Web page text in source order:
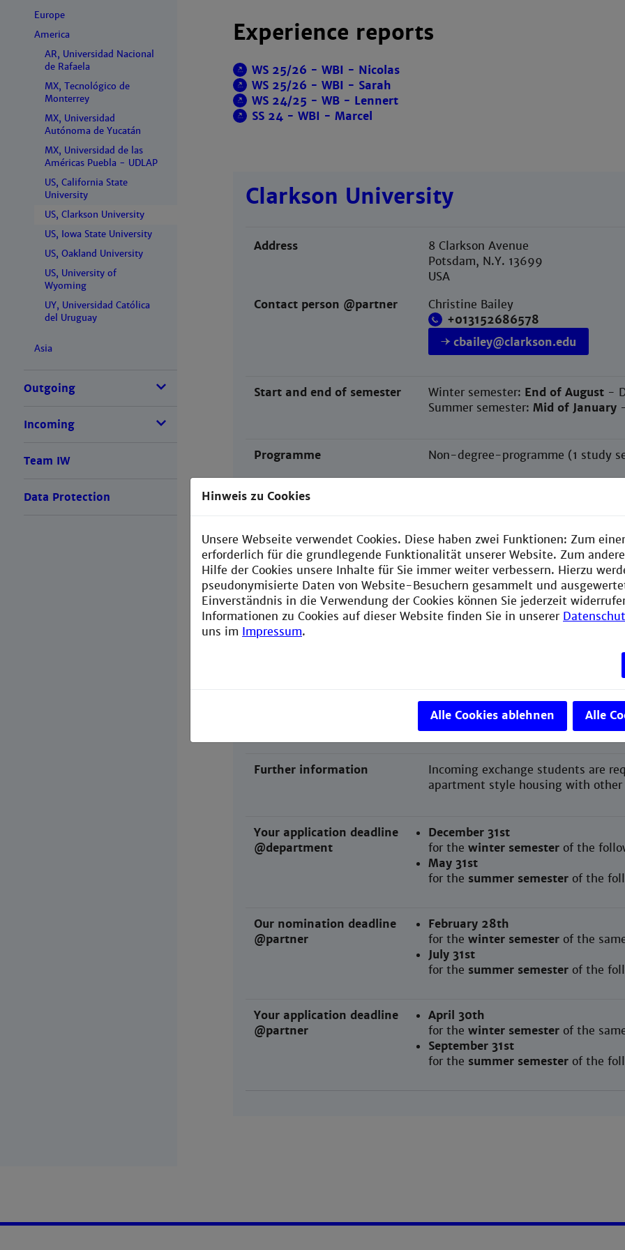
Europe
America
AR, Universidad Nacional
de Rafaela
MX, Tecnológico de
Monterrey
MX, Universidad
Autónoma de Yucatán
MX, Universidad de las
Américas Puebla - UDLAP
US, California State
University
US, Clarkson University
US, Iowa State University
US, Oakland University
US, University of
Wyoming
UY, Universidad Católica
del Uruguay
Asia
Outgoing
Incoming
Team IW
Data Protection
Experience reports
WS 25/26 - WBI - Nicolas
WS 25/26 - WBI - Sarah
WS 24/25 - WB - Lennert
SS 24 - WBI - Marcel
Clarkson University
Address
Contact person @partner
8 Clarkson Avenue
Potsdam, N.Y. 13699
USA
Christine Bailey
+013152686578
cbailey@clarkson.edu
Start and end of semester Winter semester: End of August -
Summer semester: Mid of January
Programme Non-degree-programme (1 study
Electrical Engineering
Mechanical Engineering
Course descriptions You can find the course
B2 English language certificate
Further information
Incoming exchange students are
apartment style housing with
Your application deadline
@department
December 31st
for the winter semester of the
May 31st
for the summer semester of the
Our nomination deadline
@partner
February 28th
for the winter semester of the
July 31st
for the summer semester of the
Your application deadline
@partner
April 30th
for the winter semester of the
September 31st
for the summer semester of the
Hinweis zu Cookies
Unsere Webseite verwendet Cookies. Diese haben zwei Funktionen: Zum
erforderlich für die grundlegende Funktionalität unserer Website. Zum
Hilfe der Cookies unsere Inhalte für Sie immer weiter verbessern. Hierzu
pseudonymisierte Daten von Website-Besuchern gesammelt und
Einverständnis in die Verwendung der Cookies können Sie jederzeit
Informationen zu Cookies auf dieser Website finden Sie in unserer
uns im Impressum.
Alle Cookies ablehnen Alle